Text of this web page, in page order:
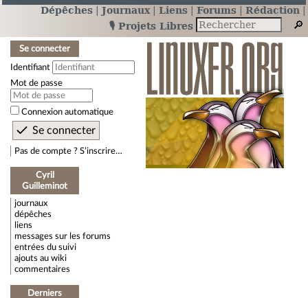
Dépêches Journaux Liens Forums
Rédaction
🎙️ Projets Libres
Se connecter
Identifiant
Mot de passe
Connexion automatique
Pas de compte ? S’inscrire…
Cyril
Guilleminot
journaux
dépêches
liens
messages sur les forums
entrées du suivi
ajouts au wiki
commentaires
Derniers